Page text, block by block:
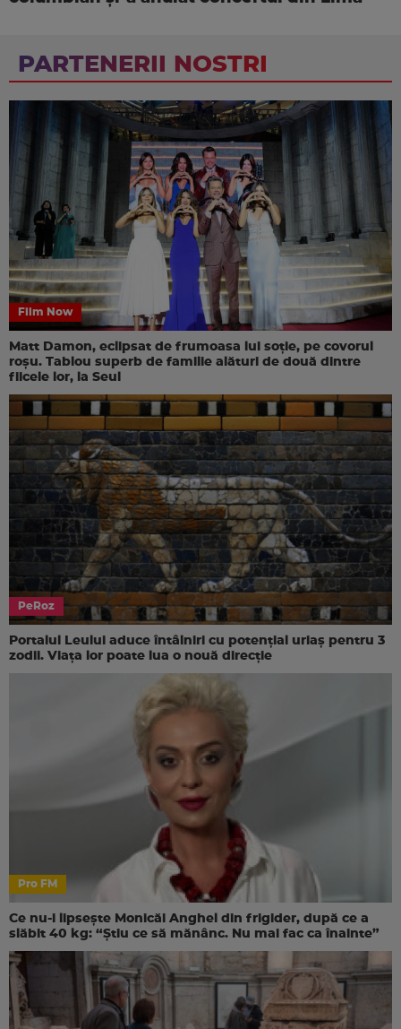
PARTENERII NOSTRI
Film Now
Matt Damon, eclipsat de frumoasa lui soție, pe covorul
roșu. Tablou superb de familie alături de două dintre
fiicele lor, la Seul
PeRoz
Portalul Leului aduce întâlniri cu potențial uriaș pentru 3
zodii. Viața lor poate lua o nouă direcție
Pro FM
Ce nu-i lipsește Monicăi Anghel din frigider, după ce a
slăbit 40 kg: “Știu ce să mănânc. Nu mai fac ca înainte”